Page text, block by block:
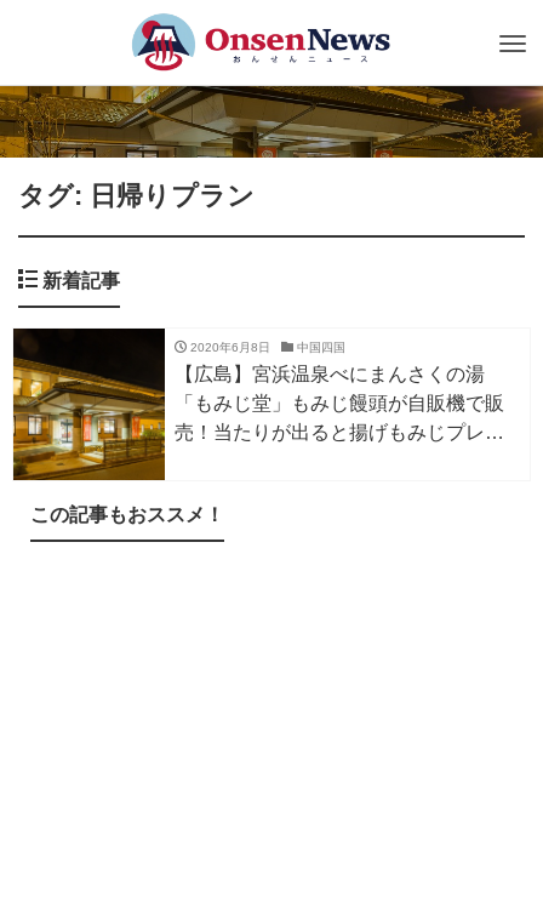
タグ: 日帰りプラン
新着記事
2020年6月8日 中国四国
【広島】宮浜温泉べにまんさくの湯
「もみじ堂」もみじ饅頭が自販機で販
売！当たりが出ると揚げもみじプレゼ
この記事もおススメ！